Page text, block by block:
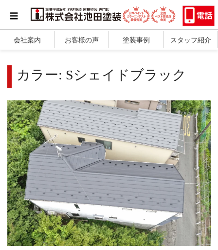
会社案内 お客様の声 塗装事例 スタッフ紹介
カラー: Sシェイドブラック